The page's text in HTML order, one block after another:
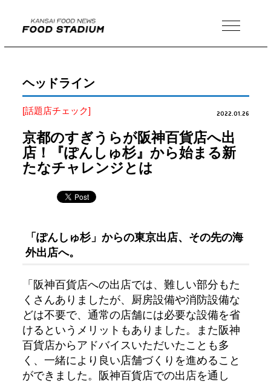
MENU
ヘッドライン
[話題店チェック] 2022.01.26
京都のすぎうらが阪神百貨店へ出
店！『ぽんしゅ杉』から始まる新
たなチャレンジとは
「ぽんしゅ杉」からの東京出店、その先の海
外出店へ。
「阪神百貨店への出店では、難しい部分もた
くさんありましたが、厨房設備や消防設備な
どは不要で、通常の店舗には必要な設備を省
けるというメリットもありました。また阪神
百貨店からアドバイスいただいたことも多
く、一緒により良い店舗づくりを進めること
ができました。阪神百貨店での出店を通し